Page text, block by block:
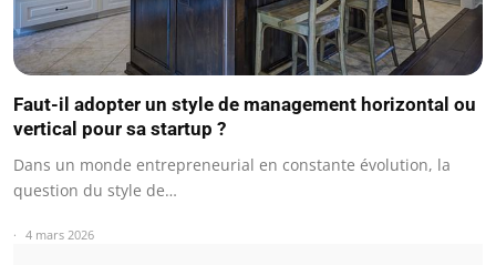
Faut-il adopter un style de management horizontal ou
vertical pour sa startup ?
Dans un monde entrepreneurial en constante évolution, la
question du style de…
4 mars 2026